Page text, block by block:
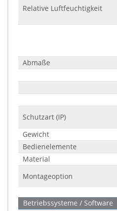
Relative Luftfeuchtigkeit
Abmaße
Schutzart (IP)
Gewicht
Bedienelemente
Material
Montageoption
Betriebssysteme / Software